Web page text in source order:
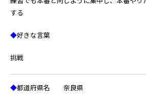
する
◆好きな言葉
挑戦
◆都道府県名 奈良県